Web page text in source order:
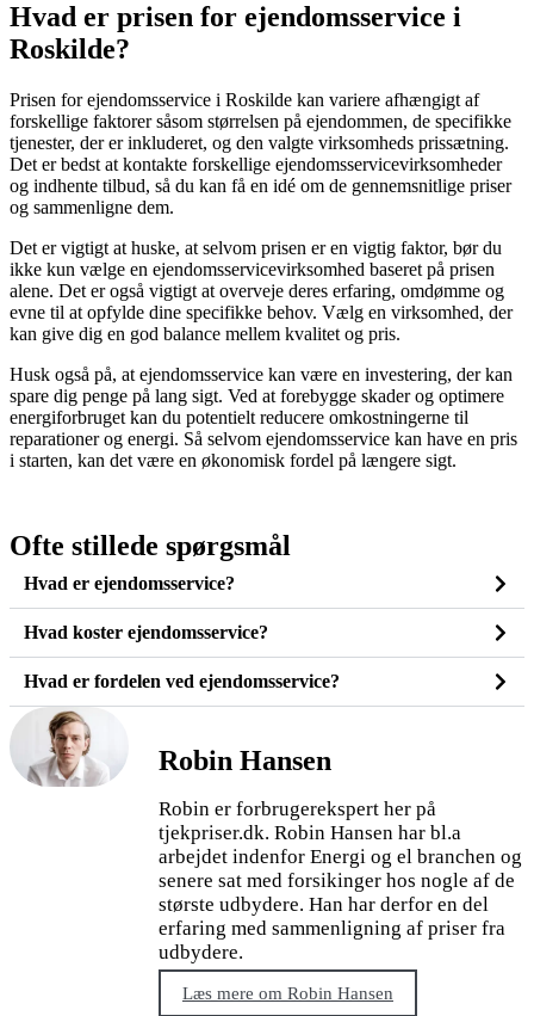
Hvad er prisen for ejendomsservice i
Roskilde?
Prisen for ejendomsservice i Roskilde kan variere afhængigt af
forskellige faktorer såsom størrelsen på ejendommen, de specifikke
tjenester, der er inkluderet, og den valgte virksomheds prissætning.
Det er bedst at kontakte forskellige ejendomsservicevirksomheder
og indhente tilbud, så du kan få en idé om de gennemsnitlige priser
og sammenligne dem.
Det er vigtigt at huske, at selvom prisen er en vigtig faktor, bør du
ikke kun vælge en ejendomsservicevirksomhed baseret på prisen
alene. Det er også vigtigt at overveje deres erfaring, omdømme og
evne til at opfylde dine specifikke behov. Vælg en virksomhed, der
kan give dig en god balance mellem kvalitet og pris.
Husk også på, at ejendomsservice kan være en investering, der kan
spare dig penge på lang sigt. Ved at forebygge skader og optimere
energiforbruget kan du potentielt reducere omkostningerne til
reparationer og energi. Så selvom ejendomsservice kan have en pris
i starten, kan det være en økonomisk fordel på længere sigt.
Ofte stillede spørgsmål
Hvad er ejendomsservice?
Hvad koster ejendomsservice?
Hvad er fordelen ved ejendomsservice?
Robin Hansen
Robin er forbrugerekspert her på
tjekpriser.dk. Robin Hansen har bl.a
arbejdet indenfor Energi og el branchen og
senere sat med forsikinger hos nogle af de
største udbydere. Han har derfor en del
erfaring med sammenligning af priser fra
udbydere.
Læs mere om Robin Hansen